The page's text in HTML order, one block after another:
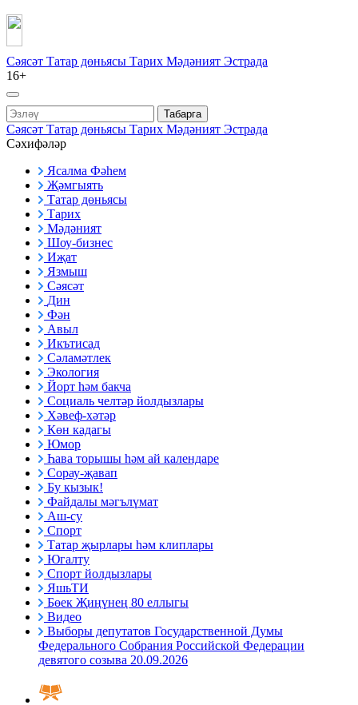
Сәясәт Татар дөньясы Тарих Мәдәният Эстрада
16+
Табарга
Сәясәт Татар дөньясы Тарих Мәдәният Эстрада
Сәхифәләр
Ясалма Фәһем
Җәмгыять
Татар дөньясы
Тарих
Мәдәният
Шоу-бизнес
Иҗат
Язмыш
Сәясәт
Дин
Фән
Авыл
Икътисад
Сәламәтлек
Экология
Йорт һәм бакча
Социаль челтәр йолдызлары
Хәвеф-хәтәр
Көн кадагы
Юмор
Һава торышы һәм ай календаре
Сорау-җавап
Бу кызык!
Файдалы мәгълүмат
Аш-су
Спорт
Татар җырлары һәм клиплары
Югалту
Спорт йолдызлары
ЯшьТИ
Бөек Җиңүнең 80 еллыгы
Видео
Выборы депутатов Государственной Думы
Федерального Собрания Российской Федерации
девятого созыва 20.09.2026